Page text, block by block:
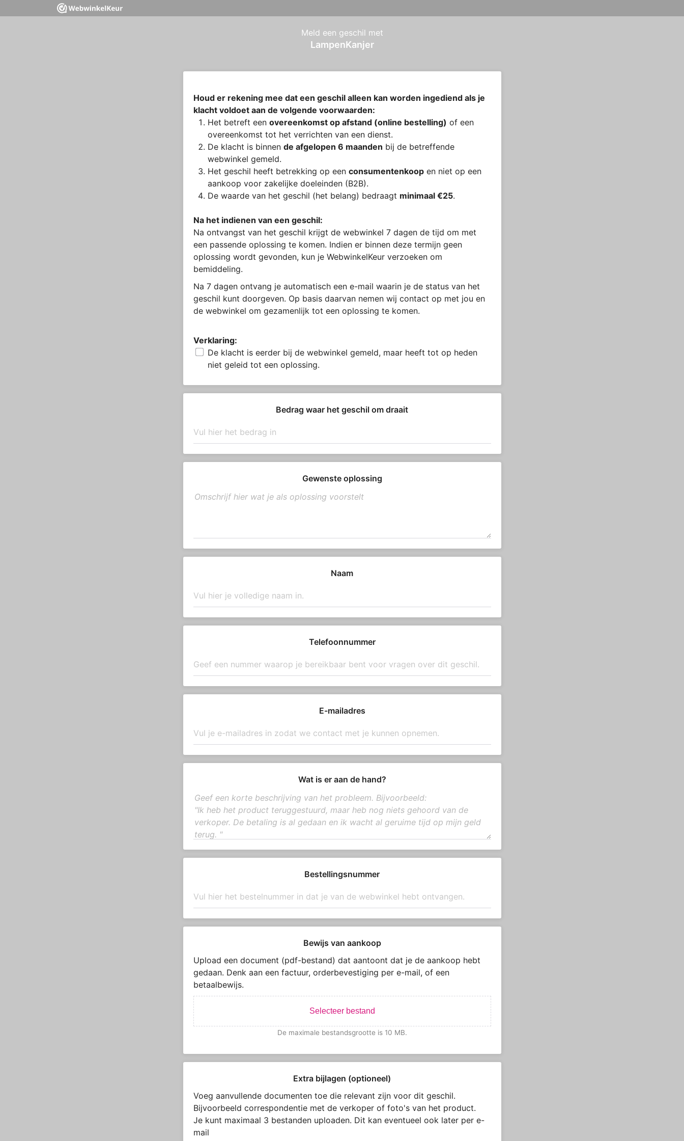
Meld een geschil met
LampenKanjer
Houd er rekening mee dat een geschil alleen kan worden ingediend als je
klacht voldoet aan de volgende voorwaarden:
Het betreft een overeenkomst op afstand (online bestelling) of een
overeenkomst tot het verrichten van een dienst.
De klacht is binnen de afgelopen 6 maanden bij de betreffende
webwinkel gemeld.
Het geschil heeft betrekking op een consumentenkoopen niet op een
aankoop voor zakelijke doeleinden (B2B).
De waarde van het geschil (het belang) bedraagt minimaal €25.
Na het indienen van een geschil:
Na ontvangst van het geschil krijgt de webwinkel 7 dagen de tijd om met
een passende oplossing te komen. Indien er binnen deze termijn geen
oplossing wordt gevonden, kun je WebwinkelKeur verzoeken om
bemiddeling.
Na 7 dagen ontvang je automatisch een e-mail waarin je de status van het
geschil kunt doorgeven. Op basis daarvan nemen wij contact op met jou en
de webwinkel om gezamenlijk tot een oplossing te komen.
Verklaring:
De klacht is eerder bij de webwinkel gemeld, maar heeft tot op heden
niet geleid tot een oplossing.
Bedrag waar het geschil om draait
Gewenste oplossing
Naam
Telefoonnummer
E-mailadres
Wat is er aan de hand?
Bestellingsnummer
Bewijs van aankoop
Upload een document (pdf-bestand) dat aantoont dat je de aankoop hebt
gedaan. Denk aan een factuur, orderbevestiging per e-mail, of een
betaalbewijs.
Selecteer bestand
De maximale bestandsgrootte is 10 MB.
Extra bijlagen (optioneel)
Voeg aanvullende documenten toe die relevant zijn voor dit geschil.
Bijvoorbeeld correspondentie met de verkoper of foto's van het product.
Je kunt maximaal 3 bestanden uploaden. Dit kan eventueel ook later per e-
mail